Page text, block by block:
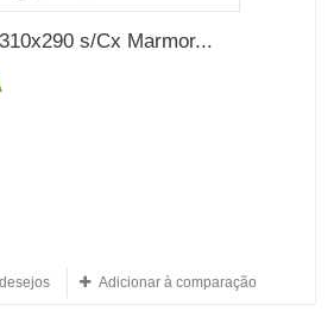
s/Cx Marmor...
Adicionar à comparação